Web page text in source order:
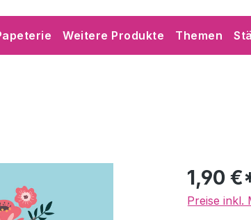
Weitere Produkte Themen
1,90
Preise inkl.